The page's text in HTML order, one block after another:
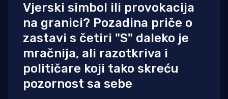
Vjerski simbol ili provokacija
na granici? Pozadina priče o
zastavi s četiri "S" daleko je
mračnija, ali razotkriva i
političare koji tako skreću
pozornost sa sebe